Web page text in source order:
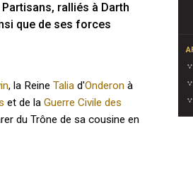
ralliés à Darth
que de ses forces
, la ReineTalia d'Onderon à
et de laGuerre Civile des
du Trône de sa cousine en